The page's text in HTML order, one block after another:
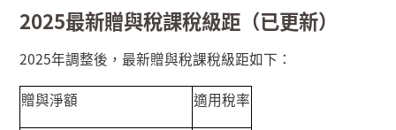
2025最新贈與稅課稅級距（已更新）
2025年調整後，最新贈與稅課稅級距如下：
贈與淨額
適用稅率